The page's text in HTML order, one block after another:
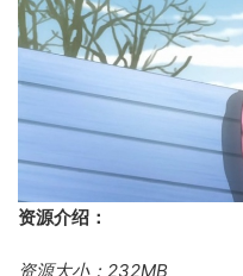
资源介绍：
资源大小：232MB